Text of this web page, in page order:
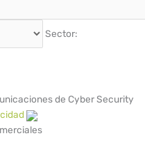
Sector:
de Cyber Security